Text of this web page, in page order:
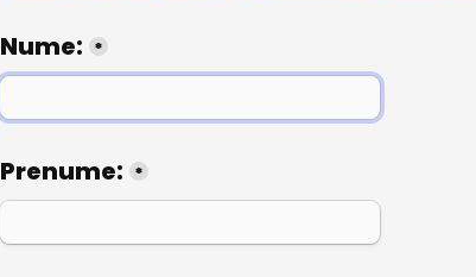
Nume: *
Prenume: *